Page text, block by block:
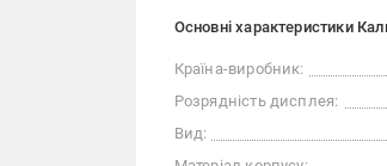
Основні характеристики
Країна-виробник:
Розрядність дисплея:
Вид: